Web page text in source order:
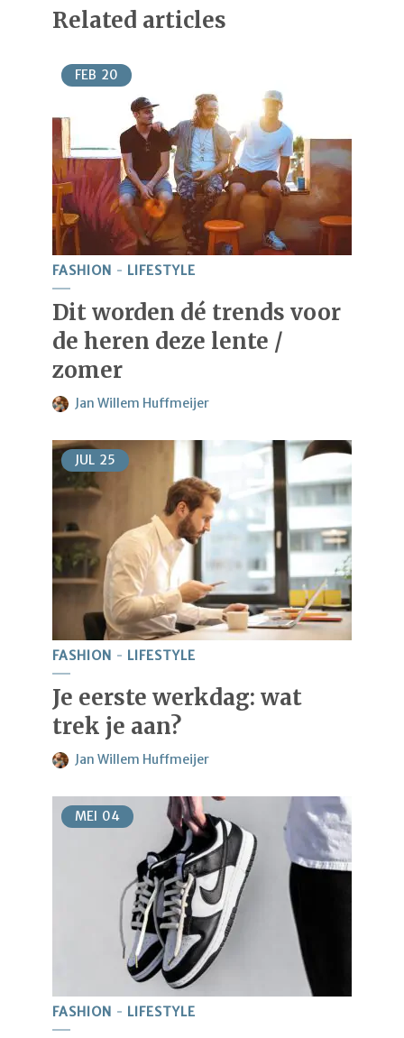
Related articles
FEB 20
FASHION LIFESTYLE
Dit worden dé trends voor
de heren deze lente /
zomer
Jan Willem Huffmeijer
JUL 25
FASHION LIFESTYLE
Je eerste werkdag: wat
trek je aan?
Jan Willem Huffmeijer
MEI 04
FASHION LIFESTYLE